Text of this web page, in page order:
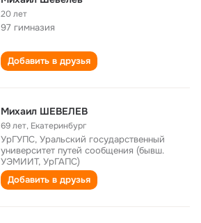
20 лет
97 гимназия
Добавить в друзья
Михаил ШЕВЕЛЕВ
69 лет, Екатеринбург
УрГУПС, Уральский государственный
университет путей сообщения (бывш.
УЭМИИТ, УрГАПС)
Добавить в друзья